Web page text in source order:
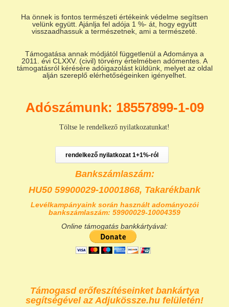
Ha önnek is fontos természeti értékeink védelme segítsen
velünk együtt. Ajánlja fel adója 1 %- át, hogy együtt
visszaadhassuk a természetnek, ami a természeté.
Támogatása annak módjától függetlenül a Adománya a
2011. évi CLXXV. (civil) törvény értelmében adómentes. A
támogatásról kérésére adóigazolást küldünk, melyet az oldal
alján szereplő elérhetőségeinken igényelhet.
Adószámunk: 18557899-1-09
Töltse le rendelkező nyilatkozatunkat!
rendelkező nyilatkozat 1+1%-ról
Bankszámlaszám:
HU50 59900029-10001868, Takarékbank
Levélkampányaink során használt adományozói
bankszámlaszám: 59900029-10004359
Online támogatás bankkártyával:
Támogasd erőfeszítéseinket bankártya
segítségével az Adjukössze.hu felületén!